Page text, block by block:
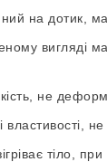
на дотик,
вигляді
не
тіло,